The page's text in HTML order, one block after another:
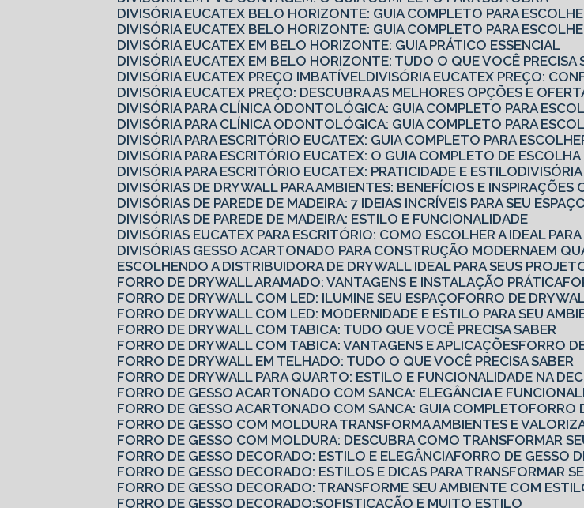
DIVISÓRIA EUCATEX BELO HORIZONTE: GUIA COMPLETO PARA
DIVISÓRIA EUCATEX BELO HORIZONTE: GUIA COMPLETO PARA
DIVISÓRIA EUCATEX EM BELO HORIZONTE: GUIA PRÁTICO ESSENCIAL
DIVISÓRIA EUCATEX EM BELO HORIZONTE: TUDO O QUE VOCÊ PRECISA
DIVISÓRIA EUCATEX PREÇO IMBATÍVEL
DIVISÓRIA EUCATEX PREÇO:
DIVISÓRIA EUCATEX PREÇO: DESCUBRA AS MELHORES OPÇÕES E
DIVISÓRIA PARA CLÍNICA ODONTOLÓGICA: GUIA COMPLETO PARA
DIVISÓRIA PARA CLÍNICA ODONTOLÓGICA: GUIA COMPLETO PARA
DIVISÓRIA PARA ESCRITÓRIO EUCATEX: GUIA COMPLETO PARA
DIVISÓRIA PARA ESCRITÓRIO EUCATEX: O GUIA COMPLETO DE ESCOLHA
DIVISÓRIA PARA ESCRITÓRIO EUCATEX: PRATICIDADE E ESTILO
DIVISÓRIAS DE DRYWALL PARA AMBIENTES: BENEFÍCIOS E INSPIRAÇÕES
DIVISÓRIAS DE PAREDE DE MADEIRA: 7 IDEIAS INCRÍVEIS PARA SEU
DIVISÓRIAS DE PAREDE DE MADEIRA: ESTILO E FUNCIONALIDADE
DIVISÓRIAS EUCATEX PARA ESCRITÓRIO: COMO ESCOLHER A IDEAL
DIVISÓRIAS GESSO ACARTONADO PARA CONSTRUÇÃO MODERNA EM
ESCOLHENDO A DISTRIBUIDORA DE DRYWALL IDEAL PARA SEUS
FORRO DE DRYWALL ARAMADO: VANTAGENS E INSTALAÇÃO PRÁTICA
FORRO DE DRYWALL COM LED: ILUMINE SEU ESPAÇO FORRO DE
FORRO DE DRYWALL COM LED: MODERNIDADE E ESTILO PARA SEU
FORRO DE DRYWALL COM TABICA: TUDO QUE VOCÊ PRECISA SABER
FORRO DE DRYWALL COM TABICA: VANTAGENS E APLICAÇÕES FORRO
FORRO DE DRYWALL EM TELHADO: TUDO O QUE VOCÊ PRECISA SABER
FORRO DE DRYWALL PARA QUARTO: ESTILO E FUNCIONALIDADE NA
FORRO DE GESSO ACARTONADO COM SANCA: ELEGÂNCIA E
FORRO DE GESSO ACARTONADO COM SANCA: GUIA COMPLETO
FORRO DE GESSO COM MOLDURA TRANSFORMA AMBIENTES E
FORRO DE GESSO COM MOLDURA: DESCUBRA COMO TRANSFORMAR
FORRO DE GESSO DECORADO: ESTILO E ELEGÂNCIA FORRO DE GESSO
FORRO DE GESSO DECORADO: ESTILOS E DICAS PARA TRANSFORMAR
FORRO DE GESSO DECORADO: TRANSFORME SEU AMBIENTE COM
FORRO DE GESSO DECORADO:SOFISTICAÇÃO E MUITO ESTILO